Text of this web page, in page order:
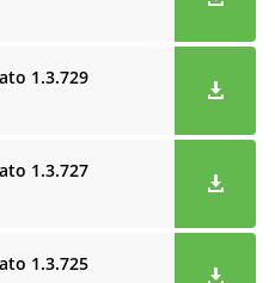
1.3.729
1.3.727
1.3.725